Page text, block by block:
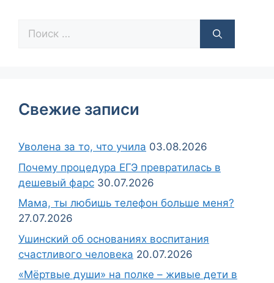
Свежие записи
Уволена за то, что учила 03.08.2026
Почему процедура ЕГЭ превратилась в
дешевый фарс 30.07.2026
Мама, ты любишь телефон больше меня?
27.07.2026
Ушинский об основаниях воспитания
счастливого человека 20.07.2026
«Мёртвые души» на полке – живые дети в